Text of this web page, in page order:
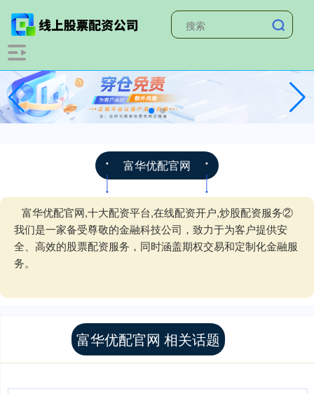
富华优配官网
富华优配官网,十大配资平台,在线配资开户,炒股配资服务②
我们是一家备受尊敬的金融科技公司，致力于为客户提供安
全、高效的股票配资服务，同时涵盖期权交易和定制化金融服
务。
富华优配官网 相关话题